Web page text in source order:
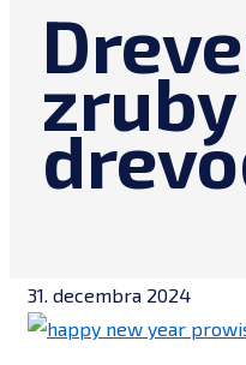
31. decembra 2024